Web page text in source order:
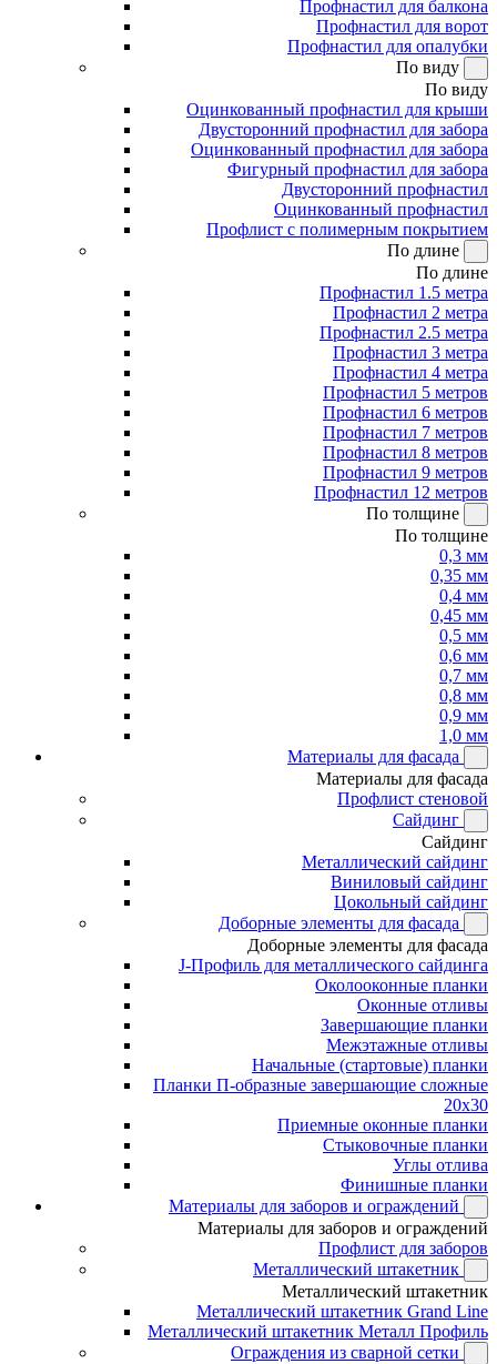
Профнастил для балкона
Профнастил для ворот
Профнастил для опалубки
По виду
По виду
Оцинкованный профнастил для крыши
Двусторонний профнастил для забора
Оцинкованный профнастил для забора
Фигурный профнастил для забора
Двусторонний профнастил
Оцинкованный профнастил
Профлист с полимерным покрытием
По длине
По длине
Профнастил 1.5 метра
Профнастил 2 метра
Профнастил 2.5 метра
Профнастил 3 метра
Профнастил 4 метра
Профнастил 5 метров
Профнастил 6 метров
Профнастил 7 метров
Профнастил 8 метров
Профнастил 9 метров
Профнастил 12 метров
По толщине
По толщине
0,3 мм
0,35 мм
0,4 мм
0,45 мм
0,5 мм
0,6 мм
0,7 мм
0,8 мм
0,9 мм
1,0 мм
Материалы для фасада
Материалы для фасада
Профлист стеновой
Сайдинг
Сайдинг
Металлический сайдинг
Виниловый сайдинг
Цокольный сайдинг
Доборные элементы для фасада
Доборные элементы для фасада
J-Профиль для металлического сайдинга
Околооконные планки
Оконные отливы
Завершающие планки
Межэтажные отливы
Начальные (стартовые) планки
Планки П-образные завершающие сложные
20x30
Приемные оконные планки
Стыковочные планки
Углы отлива
Финишные планки
Материалы для заборов и ограждений
Материалы для заборов и ограждений
Профлист для заборов
Металлический штакетник
Металлический штакетник
Металлический штакетник Grand Line
Металлический штакетник Металл Профиль
Ограждения из сварной сетки